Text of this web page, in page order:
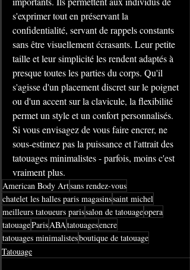
s'exprimer tout en préservant la
confidentialité, servant de rappels constants
sans être visuellement écrasants. Leur petite
taille et leur simplicité les rendent adaptés à
presque toutes les parties du corps. Qu'il
s'agisse d'un placement discret sur le poignet
ou d'un accent sur la clavicule, la flexibilité
permet un style et un confort personnalisés.
Si vous envisagez de vous faire encrer, ne
sous-estimez pas la puissance et l'attrait des
tatouages ​​​​minimalistes - parfois, moins c'est
vraiment plus.
American Body Artsans rendez-vous
chatelet les halles paris magasinssaint michel
meilleurs tatoueurs parissalon de tatouageopera
tatouageParisABAtatouagesencre
tatouages minimalistesboutique de tatouage
Tatouage